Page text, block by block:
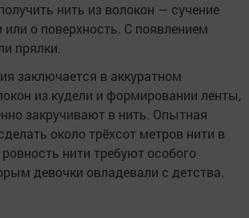
нить из волокон — сучение
о поверхность. С появлением
прялки.
заключается в аккуратном
из кудели и формировании ленты,
закручивают в нить. Опытная
около трёхсот метров нити в
нити требуют особого
девочки овладевали с детства.